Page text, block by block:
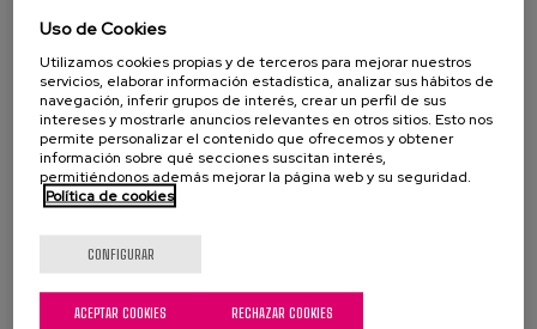
a su privacidad o al tratamiento de sus datos de carácter
personal.
LA FUNDACIÓN MATÍA recomienda la lectura detenida
de las condiciones de uso y la política de privacidad de
estos sitios.
las páginas de LA FUNDACIÓN MATÍA deberá
crear el enlace. LA FUNDACIÓN MATÍA se reserva el
Uso de Cookies
Utilizamos cookies propias y de terceros para mejorar nuestros
servicios, elaborar información estadística, analizar sus hábitos de
navegación, inferir grupos de interés, crear un perfil de sus
intereses y mostrarle anuncios relevantes en otros sitios. Esto nos
permite personalizar el contenido que ofrecemos y obtener
información sobre qué secciones suscitan interés,
permitiéndonos además mejorar la página web y su seguridad.
Política de cookies
CONFIGURAR
RECHAZAR COOKIES
ACEPTAR COOKIES